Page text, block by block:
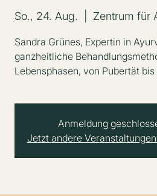
So., 24. Aug. Zentrum für
Sandra Grünes, Expertin in
ganzheitliche
Lebensphasen, von Pubertät
Anmeldung
Jetzt andere